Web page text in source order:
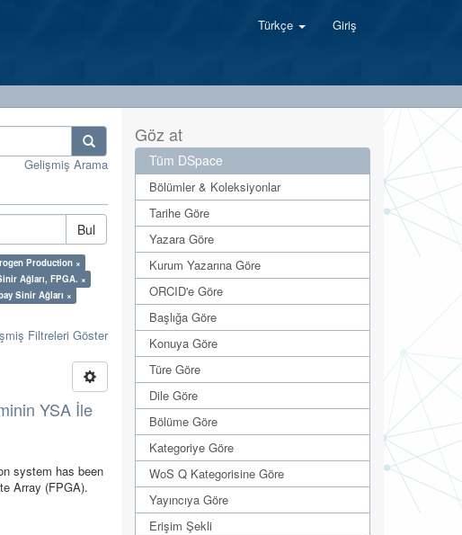
Türkçe Giriş
Gelişmiş Arama
Bul
Production ×
Ağları, FPGA. ×
Sinir Ağları ×
Filtreleri Göster
YSA İle
system has been
Array (FPGA).
Göz at
Tüm DSpace
Bölümler & Koleksiyonlar
Tarihe Göre
Yazara Göre
Kurum Yazarına Göre
ORCID'e Göre
Başlığa Göre
Konuya Göre
Türe Göre
Dile Göre
Bölüme Göre
Kategoriye Göre
WoS Q Kategorisine Göre
Yayıncıya Göre
Erişim Şekli